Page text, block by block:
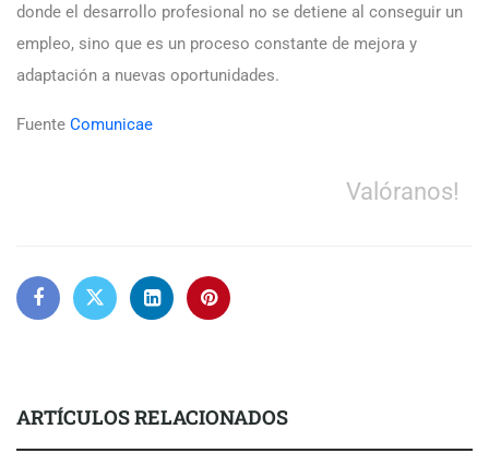
donde el desarrollo profesional no se detiene al conseguir un
empleo, sino que es un proceso constante de mejora y
adaptación a nuevas oportunidades.
Fuente Comunicae
Valóranos!
ARTÍCULOS RELACIONADOS